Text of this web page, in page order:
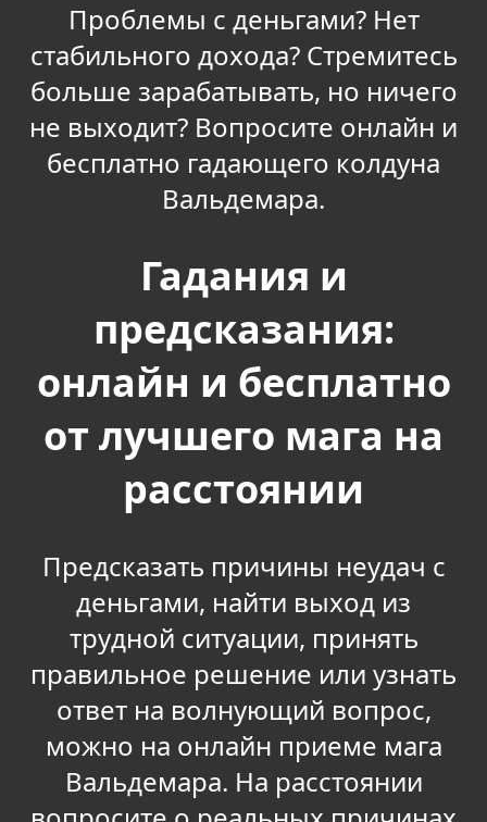
Проблемы с деньгами? Нет
стабильного дохода? Стремитесь
больше зарабатывать, но ничего
не выходит? Вопросите онлайн и
бесплатно гадающего колдуна
Вальдемара.
Гадания и
предсказания:
онлайн и бесплатно
от лучшего мага на
расстоянии
Предсказать причины неудач с
деньгами, найти выход из
трудной ситуации, принять
правильное решение или узнать
ответ на волнующий вопрос,
можно на онлайн приеме мага
Вальдемара. На расстоянии